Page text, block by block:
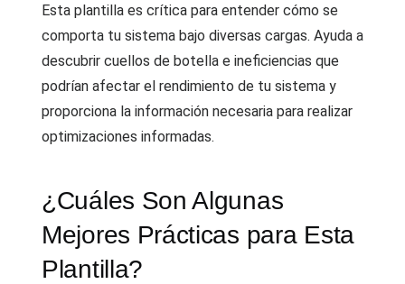
Esta plantilla es crítica para entender cómo se
comporta tu sistema bajo diversas cargas. Ayuda a
descubrir cuellos de botella e ineficiencias que
podrían afectar el rendimiento de tu sistema y
proporciona la información necesaria para realizar
optimizaciones informadas.
¿Cuáles Son Algunas
Mejores Prácticas para Esta
Plantilla?